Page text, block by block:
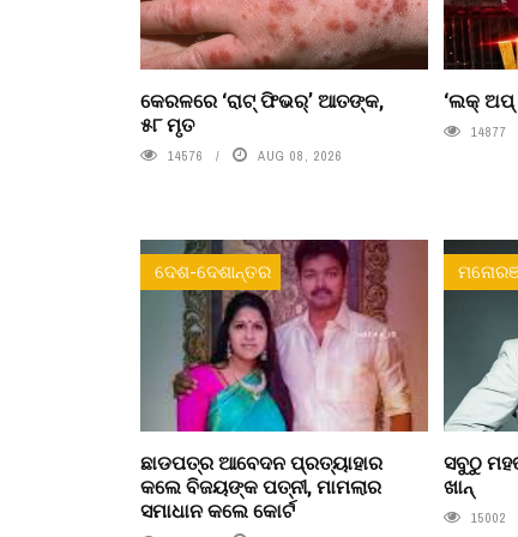
କେରଳରେ ‘ରାଟ୍ ଫିଭର୍’ ଆତଙ୍କ,
୫୮ ମୃତ
14576 AUG 08, 2026
‘ଲକ୍ ଅପ୍
14877
ଦେଶ-ଦେଶାନ୍ତର
ଛାଡପତ୍ର ଆବେଦନ ପ୍ରତ୍ୟାହାର
କଲେ ବିଜୟଙ୍କ ପତ୍ନୀ, ମାମଲାର
ସମାଧାନ କଲେ କୋର୍ଟ
ସବୁଠୁ
ଖାନ୍
15002